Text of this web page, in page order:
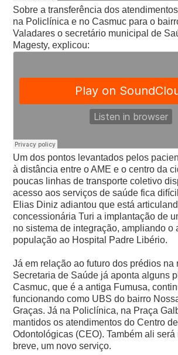
Sobre a transferência dos
na Policlínica e no Casmuc para o
Valadares o secretário municipal de
Magesty, explicou:
Um dos pontos levantados pelos
à distância entre o AME e o centro da
poucas linhas de transporte coletivo
acesso aos serviços de saúde fica
Elias Diniz adiantou que está
concessionária Turi a implantação de
no sistema de integração, ampliando o
população ao Hospital Padre Libério.
Já em relação ao futuro dos prédios na
Secretaria de Saúde já aponta alguns
Casmuc, que é a antiga Fumusa,
funcionando como UBS do bairro
Graças.Já na Policlínica, na Praça
mantidos os atendimentos do Centro
Odontológicas (CEO). Também ali
breve, um novo serviço.